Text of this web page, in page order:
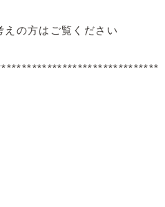
えの方はご覧ください